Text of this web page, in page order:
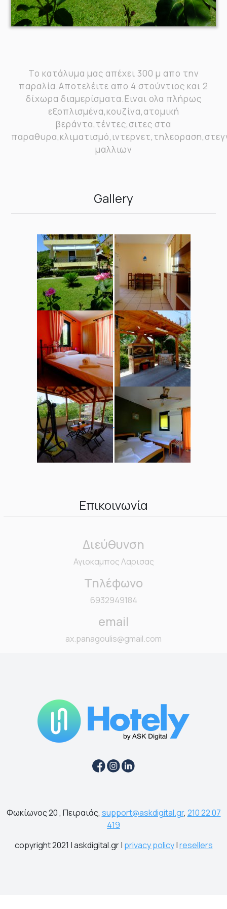
Το κατάλυμα μας απέχει 300 μ απο την
παραλία.Αποτελέιτε απο 4 στούντιος και 2
δίχωρα διαμερίσματα.Ειναι ολα πλήρως
εξοπλισμένα,κουζίνα,ατομική
βεράντα,τέντες,σιτες στα
μαλλιων
Gallery
Επικοινωνία
Διεύθυνση
Αγιοκαμπος Λαρισας
Τηλέφωνο
6932949184
email
ax.panagoulis@gmail.com
Φωκίωνος 20 , Πειραιάς, support@askdigital.gr, 210 22 07
419
copyright 2021 | askdigital.gr | privacy policy|resellers